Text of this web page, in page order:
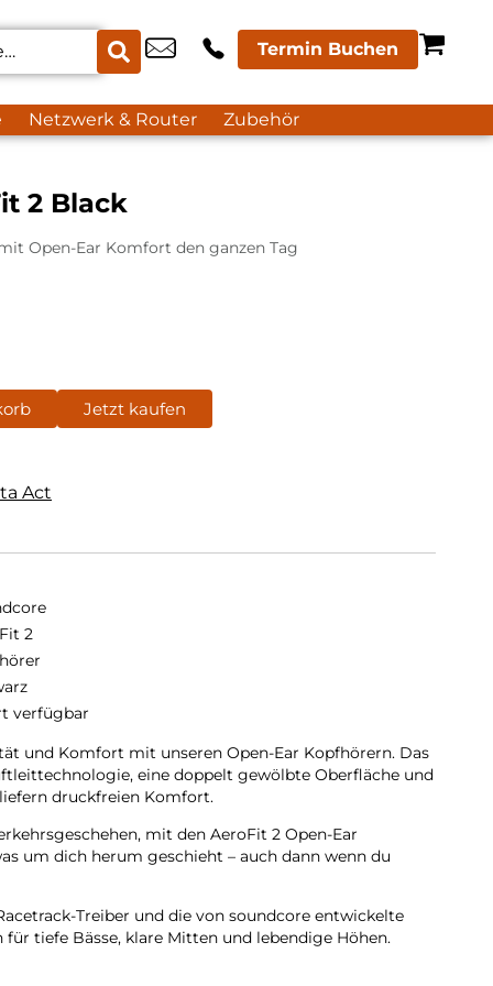
Termin Buchen
Netzwerk & Router Zubehör
2 Black
Open-Ear Komfort den ganzen Tag
Jetzt kaufen
Act
2
verfügbar
und Komfort mit unseren Open-Ear Kopfhörern. Das
eine doppelt gewölbte Oberfläche und
druckfreien Komfort.
mit den AeroFit 2 Open-Ear
um dich herum geschieht – auch dann wenn du
Treiber und die von soundcore entwickelte
für tiefe Bässe, klare Mitten und lebendige Höhen.
Klang, verfeinert durch LDAC.